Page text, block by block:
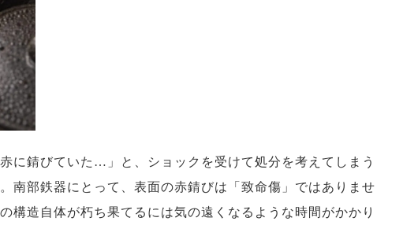
に錆びていた…」と、ショックを受けて処分を考えてしまう
南部鉄器にとって、表面の赤錆びは「致命傷」ではありませ
構造自体が朽ち果てるには気の遠くなるような時間がかかり